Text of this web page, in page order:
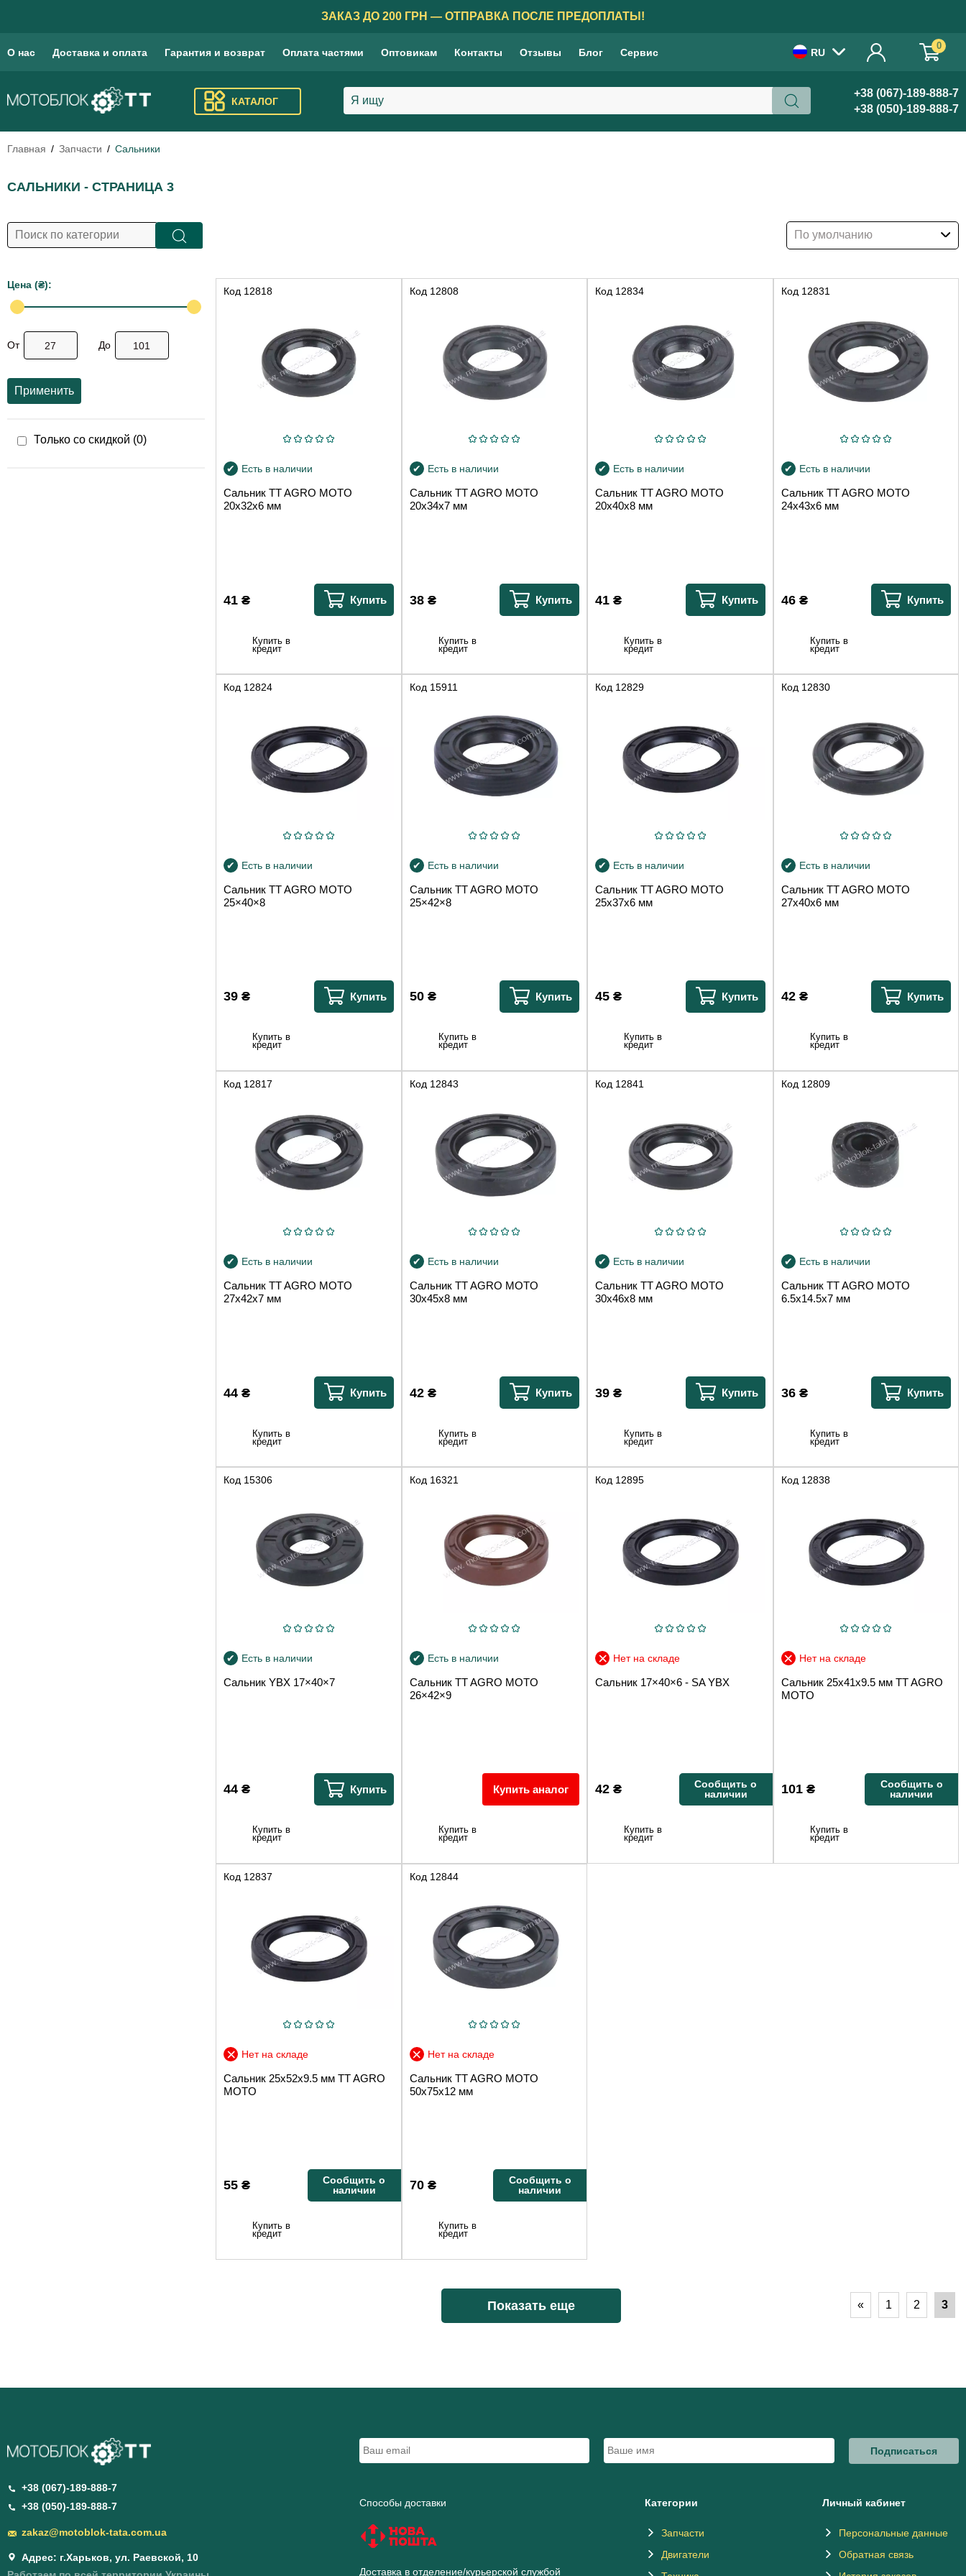
ЗАКАЗ ДО 200 ГРН — ОТПРАВКА ПОСЛЕ ПРЕДОПЛАТЫ!
О нас Доставка и оплата Гарантия и возврат Оплата частями Оптовикам Контакты Отзывы Блог Сервис RU
0
КАТАЛОГ
+38 (067)-189-888-7
+38 (050)-189-888-7
Главная Запчасти Сальники
САЛЬНИКИ - СТРАНИЦА 3
Цена (₴):
От До
Применить
Только со скидкой (0)
По умолчанию
Код 12818
Есть в наличии
Сальник TT AGRO MOTO
20x32x6 мм
41 ₴ Купить
Купить в
кредит
Код 12808
Есть в наличии
Сальник TT AGRO MOTO
20x34x7 мм
38₴ Купить
Купить в
кредит
Код 12834
Есть в наличии
Сальник TT AGRO MOTO
20x40x8 мм
41 ₴ Купить
Купить в
кредит
Код 12831
Есть в наличии
Сальник TT AGRO MOTO
24x43x6 мм
46₴ Купить
Купить в
кредит
Код 12824
Есть в наличии
Сальник TT AGRO MOTO
25×40×8
39 ₴ Купить
Купить в
кредит
Код 15911
Есть в наличии
Сальник TT AGRO MOTO
25×42×8
50₴ Купить
Купить в
кредит
Код 12829
Есть в наличии
Сальник TT AGRO MOTO
25x37x6 мм
45 ₴ Купить
Купить в
кредит
Код 12830
Есть в наличии
Сальник TT AGRO MOTO
27x40x6 мм
42₴ Купить
Купить в
кредит
Код 12817
Есть в наличии
Сальник TT AGRO MOTO
27x42x7 мм
44 ₴ Купить
Купить в
кредит
Код 12843
Есть в наличии
Сальник TT AGRO MOTO
30x45x8 мм
42₴ Купить
Купить в
кредит
Код 12841
Есть в наличии
Сальник TT AGRO MOTO
30x46x8 мм
39 ₴ Купить
Купить в
кредит
Код 12809
Есть в наличии
Сальник TT AGRO MOTO
6.5x14.5x7 мм
36₴ Купить
Купить в
кредит
Код 15306
Есть в наличии
Сальник YBX 17×40×7
44 ₴ Купить
Купить в
кредит
Код 16321
Есть в наличии
Сальник TT AGRO MOTO
26×42×9
Купить аналог
Купить в
кредит
Код 12895
Нет на складе
Сальник 17×40×6 - SA YBX
42 ₴
Сообщить о
наличии
Купить в
кредит
Код 12838
Нет на складе
Сальник 25х41х9.5 мм TT AGRO
MOTO
101₴
Сообщить о
наличии
Купить в
кредит
Код 12837
Нет на складе
Сальник 25х52х9.5 мм TT AGRO
MOTO
55 ₴
Сообщить о
наличии
Купить в
кредит
Код 12844
Нет на складе
Сальник TT AGRO MOTO
50x75x12 мм
70₴
Сообщить о
наличии
Купить в
кредит
Показать еще « 1 2 3
+38 (067)-189-888-7
+38 (050)-189-888-7
zakaz@motoblok-tata.com.ua
Адрес: г.Харьков, ул. Раевской, 10
Подписаться
Способы доставки
Доставка в отделение/курьерской службой
Категории
Запчасти
Двигатели
Личный кабинет
Персональные данные
Обратная связь